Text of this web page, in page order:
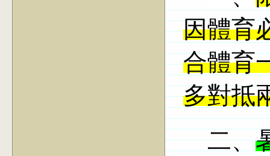
因體育
合體育
多對抵
二、